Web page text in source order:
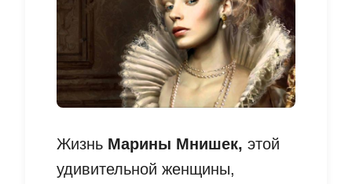
Жизнь Марины Мнишек, этой
удивительной женщины,